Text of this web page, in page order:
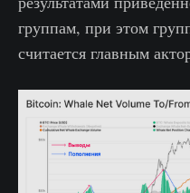
группам, при этом
считается главным